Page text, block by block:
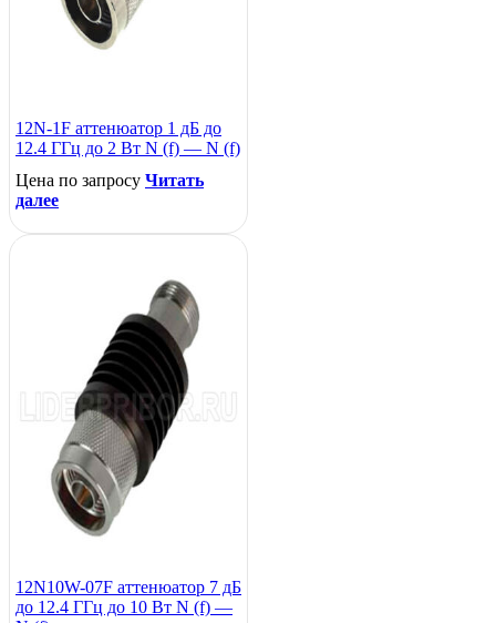
12N-1F аттенюатор 1 дБ до
12.4 ГГц до 2 Вт N (f) — N (f)
Цена по запросу Читать
далее
12N10W-07F аттенюатор 7 дБ
до 12.4 ГГц до 10 Вт N (f) —